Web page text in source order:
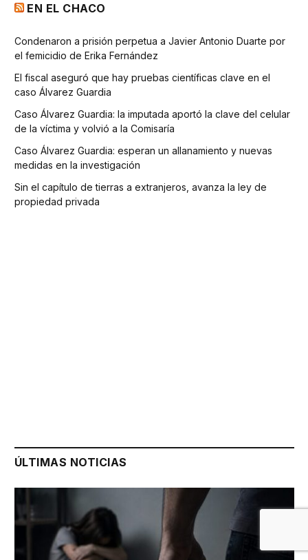
EN EL CHACO
Condenaron a prisión perpetua a Javier Antonio Duarte por
el femicidio de Erika Fernández
El fiscal aseguró que hay pruebas científicas clave en el
caso Álvarez Guardia
Caso Álvarez Guardia: la imputada aportó la clave del celular
de la víctima y volvió a la Comisaría
Caso Álvarez Guardia: esperan un allanamiento y nuevas
medidas en la investigación
Sin el capítulo de tierras a extranjeros, avanza la ley de
propiedad privada
ÚLTIMAS NOTICIAS